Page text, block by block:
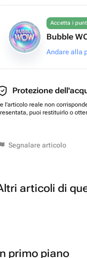
Accetta i
Bubble
Andare alla
Protezione
l'articolo reale non
puoi restituirlo o
Segnalare articolo
articoli di
primo piano